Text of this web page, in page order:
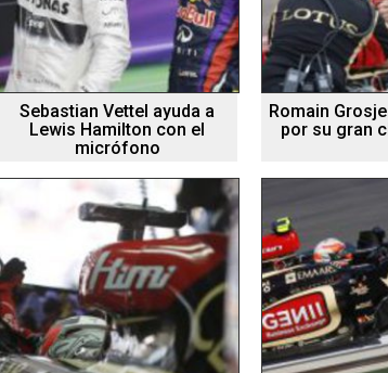
Sebastian Vettel ayuda a
Lewis Hamilton con el
micrófono
Romain
por su gran